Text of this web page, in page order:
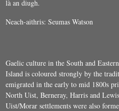
là an diugh.
Neach-aithris: Seumas Watson
Gaelic culture in the South and
Island is coloured strongly by the
emigrated in the early to mid 1800s
North Uist, Berneray, Harris and
Uist/Morar settlements were also